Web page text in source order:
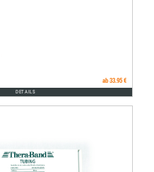
ab 33.95 €
DETAILS